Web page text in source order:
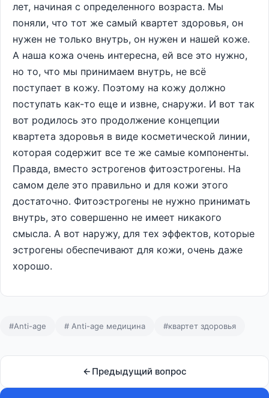
лет, начиная с определенного возраста. Мы
поняли, что тот же самый квартет здоровья, он
нужен не только внутрь, он нужен и нашей коже.
А наша кожа очень интересна, ей все это нужно,
но то, что мы принимаем внутрь, не всё
поступает в кожу. Поэтому на кожу должно
поступать как-то еще и извне, снаружи. И вот так
вот родилось это продолжение концепции
квартета здоровья в виде косметической линии,
которая содержит все те же самые компоненты.
Правда, вместо эстрогенов фитоэстрогены. На
самом деле это правильно и для кожи этого
достаточно. Фитоэстрогены не нужно принимать
внутрь, это совершенно не имеет никакого
смысла. А вот наружу, для тех эффектов, которые
эстрогены обеспечивают для кожи, очень даже
хорошо.
#Anti-age # Anti-age медицина #квартет здоровья
Предыдущий вопрос